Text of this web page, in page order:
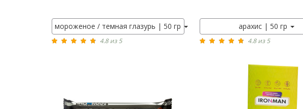
мороженое / темная глазурь | 50 гр
4.8 из 5
арахис | 50 гр
4.8 из 5